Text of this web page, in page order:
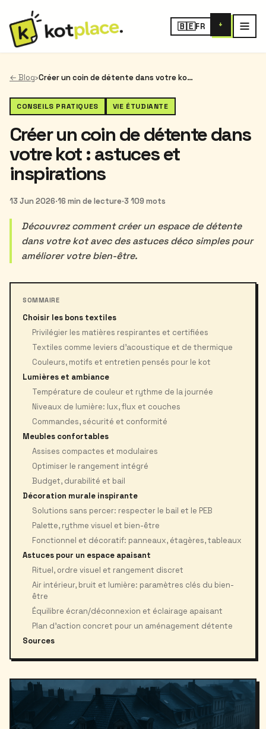
🇧🇪FR +
← Blog› Créer un coin de détente dans votre kot : astuces et inspirations
CONSEILS PRATIQUES VIE ÉTUDIANTE
Créer un coin de détente dans
votre kot : astuces et
inspirations
13 Jun 2026·16 min de lecture·3 109 mots
Découvrez comment créer un espace de détente
dans votre kot avec des astuces déco simples pour
améliorer votre bien-être.
SOMMAIRE
Choisir les bons textiles
Privilégier les matières respirantes et certifiées
Textiles comme leviers d’acoustique et de thermique
Couleurs, motifs et entretien pensés pour le kot
Lumières et ambiance
Température de couleur et rythme de la journée
Niveaux de lumière: lux, flux et couches
Commandes, sécurité et conformité
Meubles confortables
Assises compactes et modulaires
Optimiser le rangement intégré
Budget, durabilité et bail
Décoration murale inspirante
Solutions sans percer: respecter le bail et le PEB
Palette, rythme visuel et bien-être
Fonctionnel et décoratif: panneaux, étagères, tableaux
Astuces pour un espace apaisant
Rituel, ordre visuel et rangement discret
Air intérieur, bruit et lumière: paramètres clés du bien-
être
Équilibre écran/déconnexion et éclairage apaisant
Plan d’action concret pour un aménagement détente
Sources